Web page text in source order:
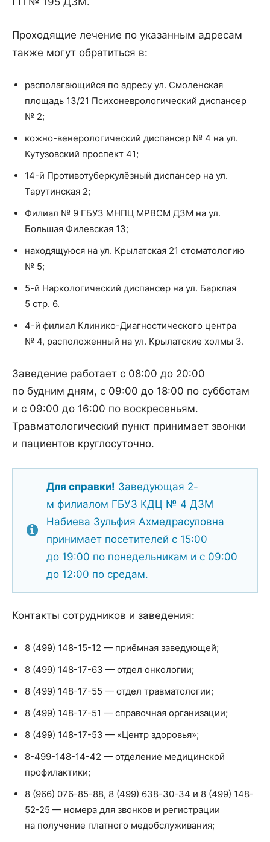
Проходящие лечение по указанным адресам
также могут обратиться в:
располагающийся по адресу ул. Смоленская
площадь 13/21 Психоневрологический диспансер
№ 2;
кожно-венерологический диспансер № 4 на ул.
Кутузовский проспект 41;
14-й Противотуберкулёзный диспансер на ул.
Тарутинская 2;
Филиал № 9 ГБУЗ МНПЦ МРВСМ ДЗМ на ул.
Большая Филевская 13;
находящуюся на ул. Крылатская 21 стоматологию
№ 5;
5-й Наркологический диспансер на ул. Барклая
5 стр. 6.
4-й филиал Клинико-Диагностического центра
№ 4, расположенный на ул. Крылатские холмы 3.
Заведение работает с 08:00 до 20:00
по будним дням, с 09:00 до 18:00 по субботам
и с 09:00 до 16:00 по воскресеньям.
Травматологический пункт принимает звонки
и пациентов круглосуточно.
Для справки! Заведующая 2-
м филиалом ГБУЗ КДЦ № 4 ДЗМ
Набиева Зульфия Ахмедрасуловна
принимает посетителей с 15:00
до 19:00 по понедельникам и с 09:00
до 12:00 по средам.
Контакты сотрудников и заведения:
8 (499) 148-15-12 — приёмная заведующей;
8 (499) 148-17-63 — отдел онкологии;
8 (499) 148-17-55 — отдел травматологии;
8 (499) 148-17-51 — справочная организации;
8 (499) 148-17-53 — «Центр здоровья»;
8-499-148-14-42 — отделение медицинской
профилактики;
8 (966) 076-85-88, 8 (499) 638-30-34 и 8 (499) 148-
52-25 — номера для звонков и регистрации
на получение платного медобслуживания;